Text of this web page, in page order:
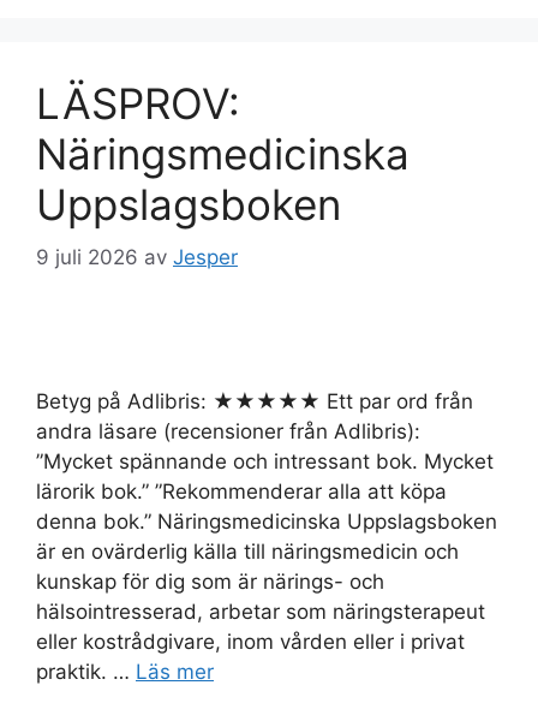
LÄSPROV:
Näringsmedicinska
Uppslagsboken
9 juli 2026 av Jesper
Betyg på Adlibris: ★★★★★ Ett par ord från
andra läsare (recensioner från Adlibris):
”Mycket spännande och intressant bok. Mycket
lärorik bok.” ”Rekommenderar alla att köpa
denna bok.” Näringsmedicinska Uppslagsboken
är en ovärderlig källa till näringsmedicin och
kunskap för dig som är närings- och
hälsointresserad, arbetar som näringsterapeut
eller kostrådgivare, inom vården eller i privat
praktik. … Läs mer